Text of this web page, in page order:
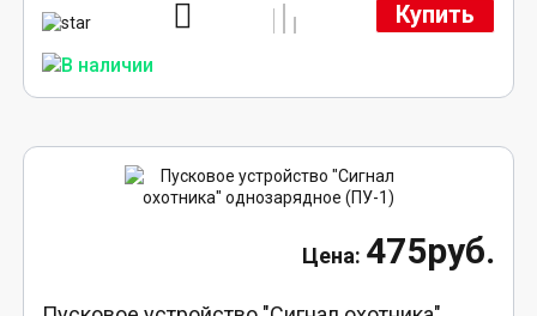
Купить
475руб.